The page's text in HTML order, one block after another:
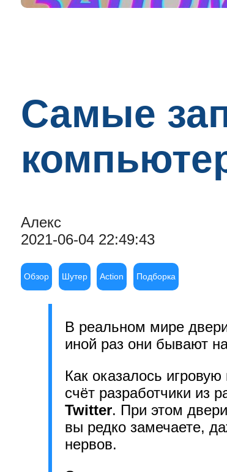
Самые
Алекс
2021-06-04 22:49:43
Обзор Шутер Action Подборка
В реальном мире
иной раз они бывают
Как оказалось
счёт разработчики из
Twitter. При этом
вы редко замечаете,
нервов.